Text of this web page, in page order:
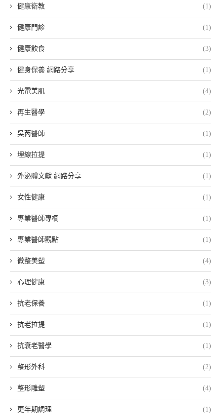
健康衛教 (1)
健康門診 (1)
健康飲食 (3)
健身保養 網路分享 (1)
光電美肌 (4)
再生醫學 (2)
吳芮醫師 (1)
埋線拉提 (1)
外泌體文獻 網路分享 (1)
女性健康 (1)
專業醫師專欄 (1)
專業醫師觀點 (1)
微整美塑 (4)
心理健康 (3)
抗老保養 (1)
抗老拉提 (1)
抗衰老醫學 (1)
整形外科 (2)
整形雕塑 (4)
更年期調理 (1)